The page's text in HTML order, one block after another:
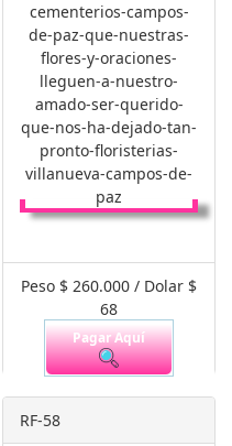
Peso $ 260.000 / Dolar $
68
Pagar Aquí
RF-58